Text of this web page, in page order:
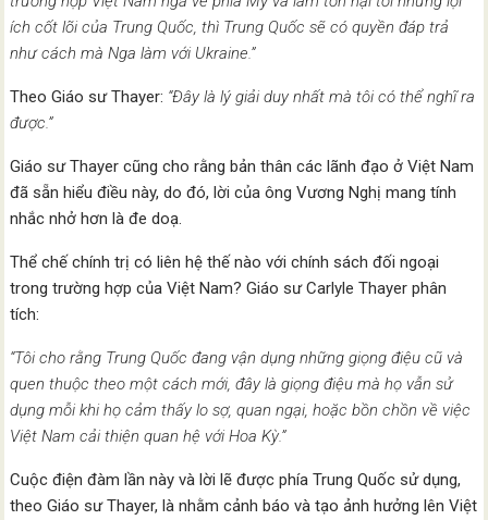
ích cốt lõi của Trung Quốc, thì Trung Quốc sẽ có quyền đáp trả
như cách mà Nga làm với Ukraine.”
Theo Giáo sư Thayer: “Đây là lý giải duy nhất mà tôi có thể nghĩ ra
được.”
Giáo sư Thayer cũng cho rằng bản thân các lãnh đạo ở Việt Nam
đã sẵn hiểu điều này, do đó, lời của ông Vương Nghị mang tính
nhắc nhở hơn là đe doạ.
Thể chế chính trị có liên hệ thế nào với chính sách đối ngoại
trong trường hợp của Việt Nam? Giáo sư Carlyle Thayer phân
tích:
“Tôi cho rằng Trung Quốc đang vận dụng những giọng điệu cũ và
quen thuộc theo một cách mới, đây là giọng điệu mà họ vẫn sử
dụng mỗi khi họ cảm thấy lo sợ, quan ngại, hoặc bồn chồn về việc
Việt Nam cải thiện quan hệ với Hoa Kỳ.”
Cuộc điện đàm lần này và lời lẽ được phía Trung Quốc sử dụng,
theo Giáo sư Thayer, là nhằm cảnh báo và tạo ảnh hưởng lên Việt